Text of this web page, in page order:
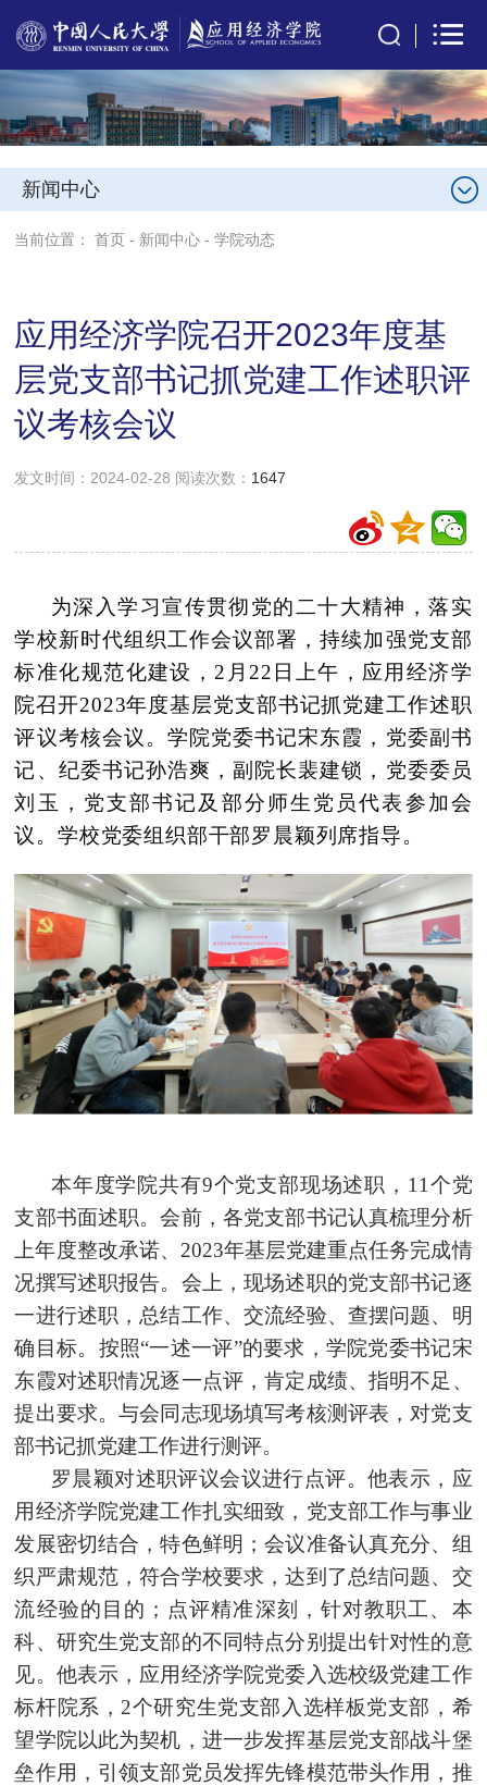
新闻中心
当前位置：首页 - 新闻中心 -学院动态
应用经济学院召开2023年度基
层党支部书记抓党建工作述职评
议考核会议
发文时间：2024-02-28 阅读次数： 1647
为深入学习宣传贯彻党的二十大精神，落实
学校新时代组织工作会议部署，持续加强党支部
标准化规范化建设，2月22日上午，应用经济学
院召开2023年度基层党支部书记抓党建工作述职
评议考核会议。学院党委书记宋东霞，党委副书
记、纪委书记孙浩爽，副院长裴建锁，党委委员
刘玉，党支部书记及部分师生党员代表参加会
议。学校党委组织部干部罗晨颖列席指导。
本年度学院共有9个党支部现场述职，11个党
支部书面述职。会前，各党支部书记认真梳理分析
上年度整改承诺、2023年基层党建重点任务完成情
况撰写述职报告。会上，现场述职的党支部书记逐
一进行述职，总结工作、交流经验、查摆问题、明
确目标。按照“一述一评”的要求，学院党委书记宋
东霞对述职情况逐一点评，肯定成绩、 指明不足、
提出要求。与会同志现场填写考核测评表，对党支
部书记抓党建工作进行测评。
罗晨颖对述职评议会议进行点评。他表示，应
用经济学院党建工作扎实细致，党支部工作与事业
发展密切结合，特色鲜明；会议准备认真充分、组
织严肃规范，符合学校要求，达到了总结问题、交
流经验的目的；点评精准深刻，针对教职工、本
科、研究生党支部的不同特点分别提出针对性的意
见。他表示，应用经济学院党委入选校级党建工作
标杆院系，2个研究生党支部入选样板党支部，希
望学院以此为契机，进一步发挥基层党支部战斗堡
垒作用，引领支部党员发挥先锋模范带头作用，推